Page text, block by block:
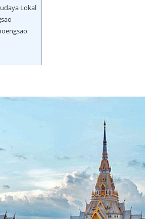
Lokal